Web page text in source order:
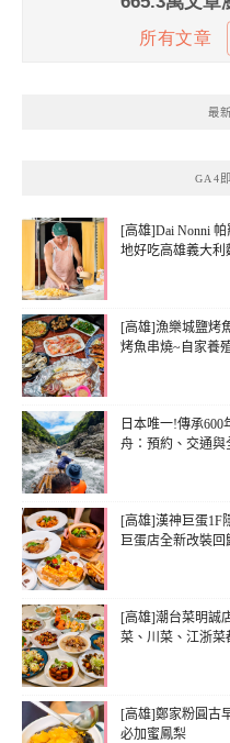
最
GA4
[高雄]Dai Nonni
地好吃高雄義大利
[高雄]漁樂城鹽烤
烤魚串燒~自家養
日本唯一!傳承
舟：預約、交通與
[高雄]漢神巨蛋1F
巨蛋店全新改裝
[高雄]潮台菜明誠
菜、川菜、江浙菜
[高雄]鄭家粉圓古
必加蜜鳳梨